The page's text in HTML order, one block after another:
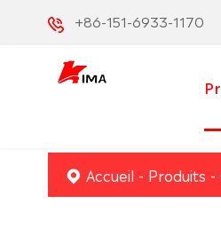
+86-151-6933-1170
Accueil Produits